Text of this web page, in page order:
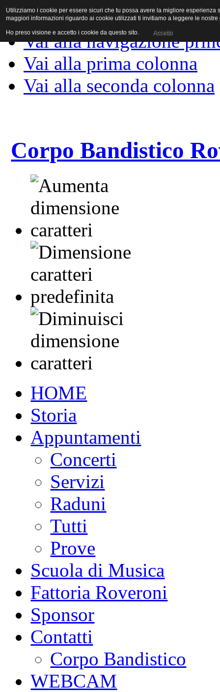
Vai al contenuto
Vai alla navigazione
Vai alla prima colonna
Vai alla seconda colonna
Corpo Bandistico
HOME
Storia
Appuntamenti
Concerti
Servizi
Raduni
Tutti
Prove
Scuola di Musica
Fattoria Roveroni
Sponsor
Contatti
Corpo Bandistico
WEBCAM
Utilizziamo i cookie per essere sicuri che tu possa avere la migliore
maggiori informazioni riguardo ai cookie utilizzati ti invitiamo a leggere le nostre
Ho preso visione e accetto i cookie da questo sito. Accetto